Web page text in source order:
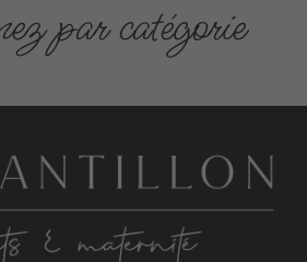
par catégorie